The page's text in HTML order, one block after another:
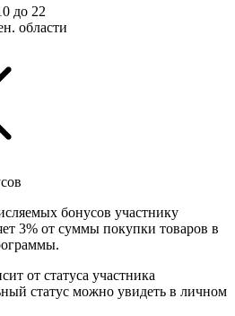
до 22
области
бонусов участнику
3% от суммы покупки товаров в
от статуса участника
статус можно увидеть в личном